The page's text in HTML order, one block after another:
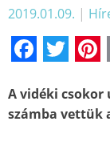
2019.01.09. |
A vidéki csokor
számba vettük